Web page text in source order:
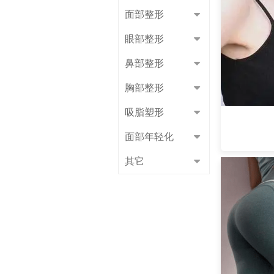
面部整形
眼部整形
鼻部整形
胸部整形
吸脂塑形
面部年轻化
其它